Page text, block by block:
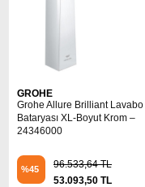
GROHE
Grohe Allure Brilliant Lavabo
Bataryası XL-Boyut Krom –
24346000
%45
96.533,64 TL
53.093,50 TL